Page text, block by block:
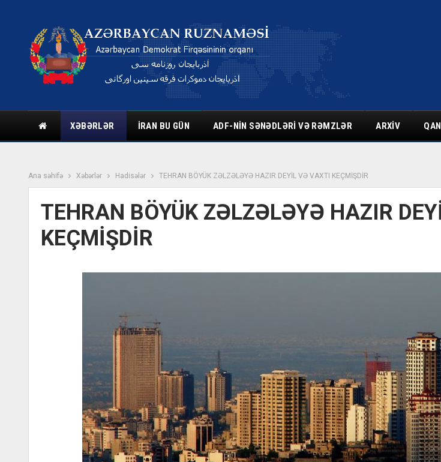
XƏBƏRLƏR İRAN BU GÜN ADF-NIN SƏNƏDLƏRI VƏ RƏMZLƏR ARXIV
Ana səhifə Xəbərlər Hadisələr TEHRAN BÖYÜK ZƏLZƏLƏYƏ HAZIR DEYİL VƏ VAXTI KEÇMİŞDİR
TEHRAN BÖYÜK ZƏLZƏLƏYƏ HAZIR
KEÇMİŞDİR